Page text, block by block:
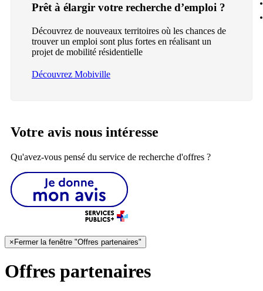
Prêt à élargir votre recherche d’emploi ?
Découvrez de nouveaux territoires où les chances de
trouver un emploi sont plus fortes en réalisant un
projet de mobilité résidentielle
Découvrez Mobiville
Votre avis nous intéresse
Qu'avez-vous pensé du service de recherche d'offres ?
× Fermer la fenêtre "Offres partenaires"
Offres partenaires